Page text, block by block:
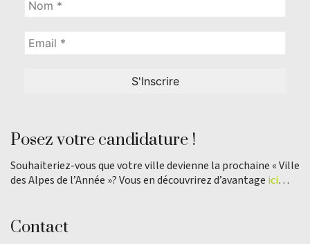
Posez votre candidature !
Souhaiteriez-vous que votre ville devienne la prochaine « Ville
des Alpes de l’Année »? Vous en découvrirez d’avantage ici…
Contact